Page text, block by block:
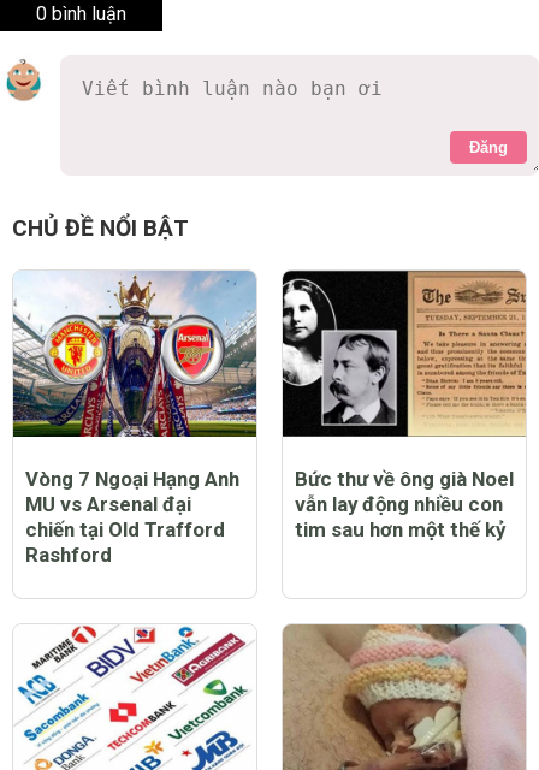
0 bình luận
Đăng
CHỦ ĐỀ NỔI BẬT
Vòng 7 Ngoại Hạng Anh
MU vs Arsenal đại
chiến tại Old Trafford
Rashford
Bức thư về ông già Noel
vẫn lay động nhiều con
tim sau hơn một thế kỷ